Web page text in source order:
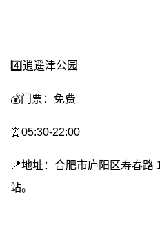
4️⃣逍遥津公园
💰门票：免费
⏰05:30-22:00
📍地址：合肥市庐阳区寿春路
站。